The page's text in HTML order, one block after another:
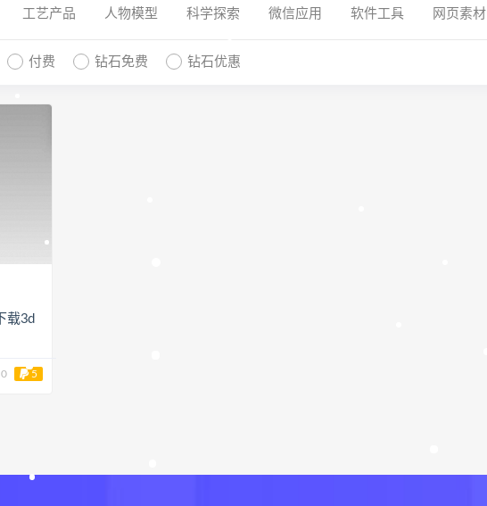
工艺产品 人物模型 科学探索 微信应用 软件工具 网页素材
付费 钻石免费 钻石优惠
载3d
5